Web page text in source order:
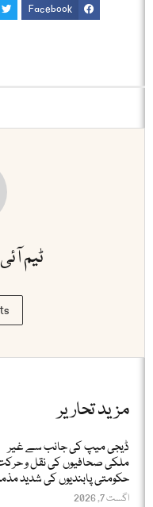
Facebook
ٹیم
مزید تحاریر
ڈیجی میپ کی جانب سے غیر
ملکی صحافیوں کی نقل و
حکومتی پابندیوں کی شدید
اگست 7, 2026